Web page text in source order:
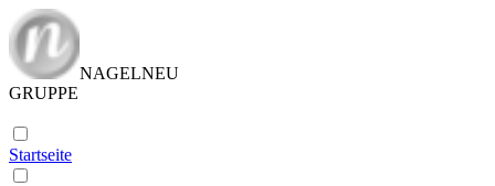
NAGELNEU
GRUPPE
Startseite